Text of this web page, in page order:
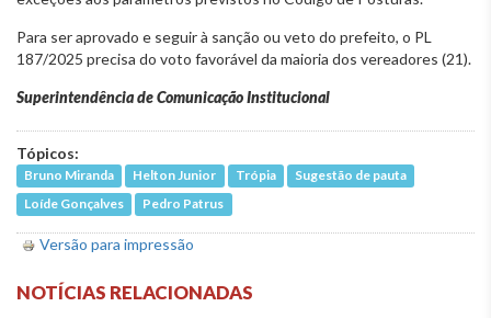
Para ser aprovado e seguir à sanção ou veto do prefeito, o PL
187/2025 precisa do voto favorável da maioria dos vereadores (21).
Superintendência de Comunicação Institucional
Tópicos:
Bruno Miranda Helton Junior Trópia
Sugestão de pauta
Loíde Gonçalves
Pedro Patrus
Versão para impressão
NOTÍCIAS RELACIONADAS